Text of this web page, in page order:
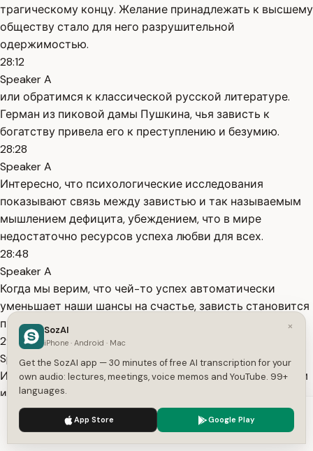
трагическому концу. Желание принадлежать к высшему
обществу стало для него разрушительной
одержимостью.
28:12
Speaker A
или обратимся к классической русской литературе.
Герман из пиковой дамы Пушкина, чья зависть к
богатству привела его к преступлению и безумию.
28:28
Speaker A
Интересно, что психологические исследования
показывают связь между завистью и так называемым
мышлением дефицита, убеждением, что в мире
недостаточно ресурсов успеха любви для всех.
28:48
Speaker A
Когда мы верим, что чей-то успех автоматически
уменьшает наши шансы на счастье, зависть становится
предсказуемой реакцией.
29:02
Speaker A
Исследование психолога Кэрол Дрек о фиксированном
и развивающемся мышлении показывают, что люди с
фиксированным мышлением чаще испытывают зависть,
чем те, кто верит в возможность собственного
развития.
We use cookies to enhance your experience.
×
SozAI
iPhone · Android · Mac
Get the SozAI app — 30 minutes of free AI transcription for your
own audio: lectures, meetings, voice memos and YouTube. 99+
languages.
App Store Google Play